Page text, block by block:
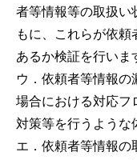
者等情報等の取扱い
もに、これらが依
あるか検証を行いま
ウ．依頼者等情報の
場合における対応フ
対策等を行うような
エ．依頼者等情報の